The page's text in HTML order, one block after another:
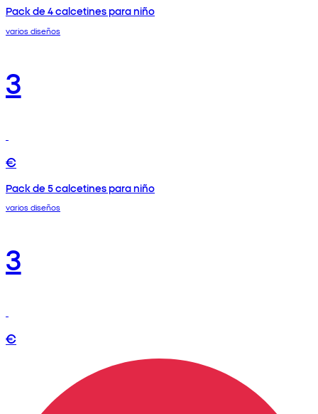
Pack de 4 calcetines para niño
varios diseños
3
€
Pack de 5 calcetines para niño
varios diseños
3
€